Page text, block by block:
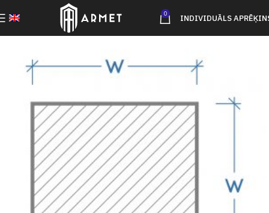
0 INDIVIDUĀLS